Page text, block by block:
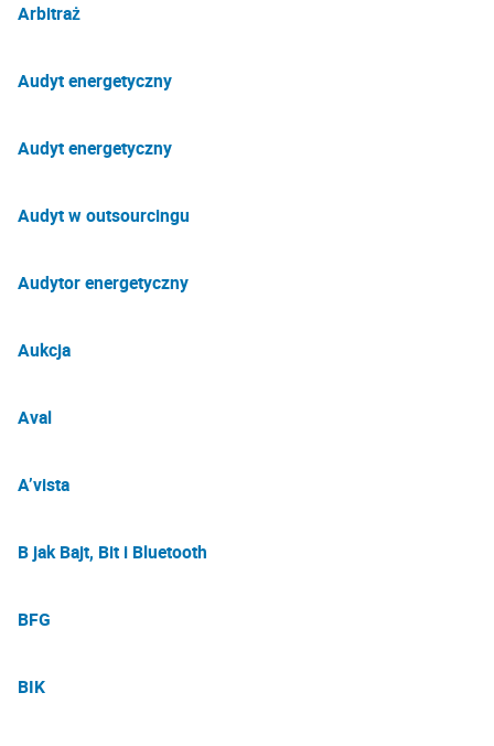
Arbitraż
Audyt energetyczny
Audyt energetyczny
Audyt w outsourcingu
Audytor energetyczny
Aukcja
Aval
A’vista
B jak Bajt, Bit i Bluetooth
BFG
BIK